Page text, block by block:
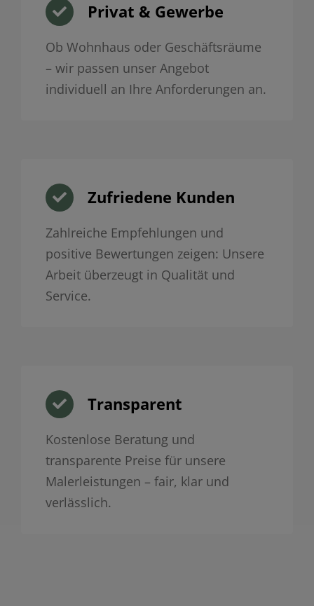
Privat & Gewerbe
Ob Wohnhaus oder Geschäftsräume
– wir passen unser Angebot
individuell an Ihre Anforderungen an.
Zufriedene Kunden
Zahlreiche Empfehlungen und
positive Bewertungen zeigen: Unsere
Arbeit überzeugt in Qualität und
Service.
Transparent
Kostenlose Beratung und
transparente Preise für unsere
Malerleistungen – fair, klar und
verlässlich.